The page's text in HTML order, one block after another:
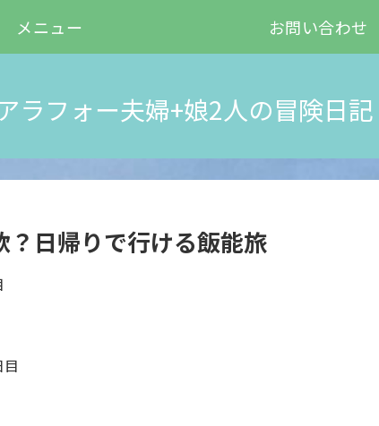
ラフォー夫婦+娘2人の冒険日記
メニュー お問い合わせ
？日帰りで行ける飯能旅